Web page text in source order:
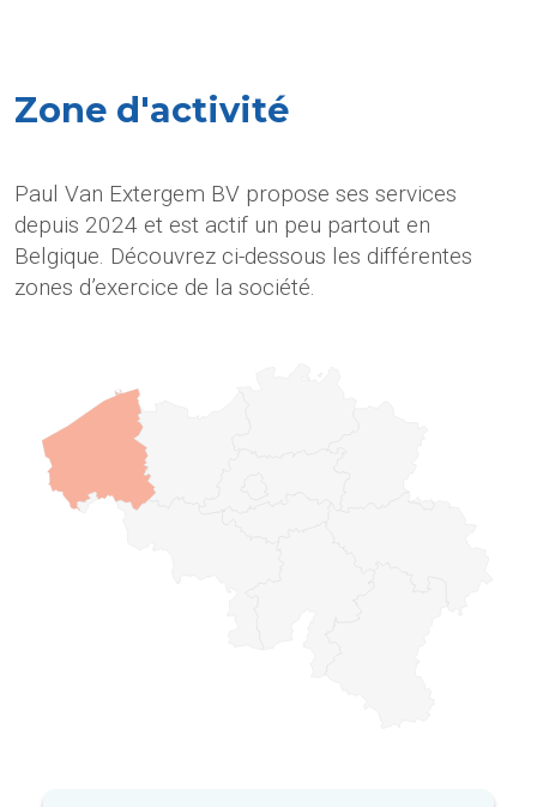
Zone d'activité
Paul Van Extergem BV propose ses services
depuis 2024 et est actif un peu partout en
Belgique. Découvrez ci-dessous les différentes
zones d’exercice de la société.